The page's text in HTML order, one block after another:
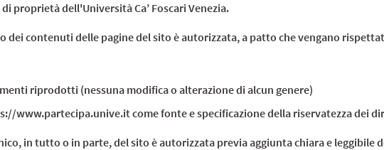
dell'Università Ca’ Foscari Venezia.
dei contenuti delle pagine del sito è autorizzata, a patto che vengano
riprodotti (nessuna modifica o alterazione di alcun genere)
www.partecipa.unive.it come fonte e specificazione della riservatezza dei
in tutto o in parte, del sito è autorizzata previa aggiunta chiara e